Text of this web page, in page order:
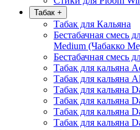
Табак +
Табак для Кальяна
Бестабачная смесь
Medium (Чабакко
Бестабачная смесь
Табак для кальяна
Табак для кальяна
Табак для кальяна
Табак для кальяна
Табак для кальяна
Табак для кальяна